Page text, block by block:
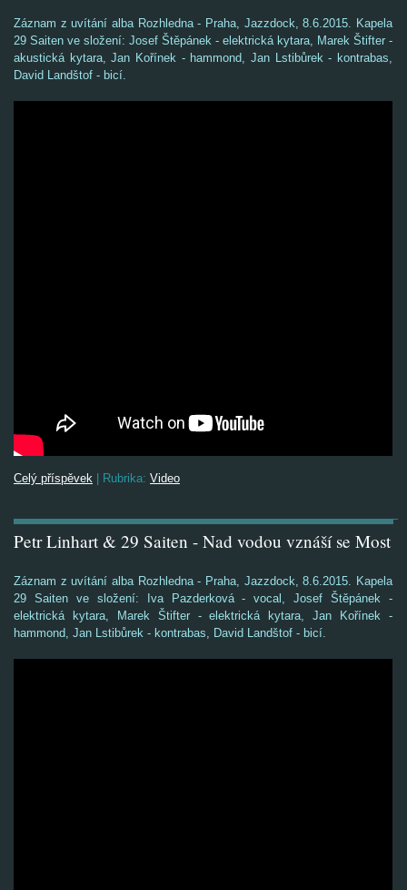
Záznam z uvítání alba Rozhledna - Praha, Jazzdock, 8.6.2015. Kapela
29 Saiten ve složení: Josef Štěpánek - elektrická kytara, Marek Štifter -
akustická kytara, Jan Kořínek - hammond, Jan Lstibůrek - kontrabas,
David Landštof - bicí.
Celý příspěvek Rubrika: Video
Petr Linhart & 29 Saiten - Nad vodou vznáší se Most
Záznam z uvítání alba Rozhledna - Praha, Jazzdock, 8.6.2015. Kapela
29 Saiten ve složení: Iva Pazderková - vocal, Josef Štěpánek -
elektrická kytara, Marek Štifter - elektrická kytara, Jan Kořínek -
hammond, Jan Lstibůrek - kontrabas, David Landštof - bicí.